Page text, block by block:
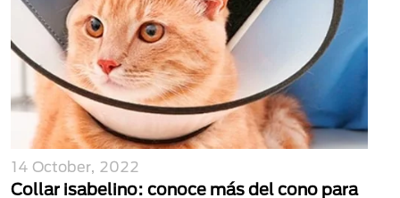
14 October, 2022
Collar isabelino: conoce más del cono para